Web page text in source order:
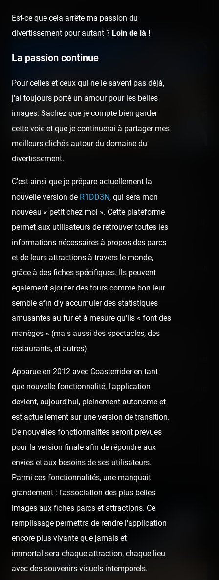
Mine Blower
C'est LA raison principale de l'acquisition du Season
Pass Fun Spot. Et je ne suis pas déçu : construit par
Gravity Group, Mine Blower est un peu le grand frère du
Wood Express au Parc Saint-Paul, mais en plus grand,
avec des virages inclinés à plus de 90°, et un Zero-G-Roll
SVP ! C'est à un niveau d'intensité et de brutalité très
haut, que j'adore ressentir dans un wooden coaster ! Il
n'est clairement pas tendre au niveau du roulement, mais
c'est ce qui fait son charme : ça ne s'arrête pas et ça
défile comme une fusée, d'où la coque du train qui le
rappelle bien.
C'est comme des gens qui adorent Tonnerre de Zeus, et
d'autres, pas du tout. Dans l'équipe de Coasterrider, on
Tonnerre de Zeus dans le ressenti de la vitesse et du
« confort », mais dans un layout plus compact, et surtout
l'avantage de ne pas attendre.
Les 72 tours faits sur les 3 semaines ont été un vrai
régal pour moi, et la petite fusée va me manquer !
Est-ce que cela arrête ma passion du
divertissement pour autant ? Loin de là !
La passion continue
Pour celles et ceux qui ne le savent pas déjà,
j'ai toujours porté un amour pour les belles
images. Sachez que je compte bien garder
cette voie et que je continuerai à partager mes
meilleurs clichés autour du domaine du
divertissement.
C'est ainsi que je prépare actuellement la
nouvelle version de R1DD3N, qui sera mon
nouveau « petit chez moi ». Cette plateforme
permet aux utilisateurs de retrouver toutes les
informations nécessaires à propos des parcs
et de leurs attractions à travers le monde,
grâce à des fiches spécifiques. Ils peuvent
également ajouter des tours comme bon leur
semble afin d'y accumuler des statistiques
amusantes au fur et à mesure qu'ils « font des
manèges » (mais aussi des spectacles, des
restaurants, et autres).
Apparue en 2012 avec Coasterrider en tant
que nouvelle fonctionnalité, l'application
devient, aujourd'hui, pleinement autonome et
est actuellement sur une version de transition.
De nouvelles fonctionnalités seront prévues
pour la version finale afin de répondre aux
envies et aux besoins de ses utilisateurs.
Parmi ces fonctionnalités, une manquait
grandement : l'association des plus belles
images aux fiches parcs et attractions. Ce
remplissage permettra de rendre l'application
encore plus vivante que jamais et
immortalisera chaque attraction, chaque lieu
avec des souvenirs visuels intemporels.